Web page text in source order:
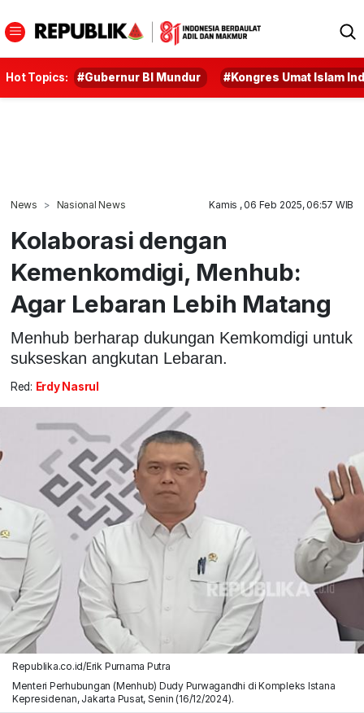
Hot Topics: #Gubernur BI Mundur #Kongres Umat Islam
News Nasional News Kamis , 06 Feb 2025, 06:57 WIB
Kolaborasi dengan
Kemenkomdigi, Menhub:
Agar Lebaran Lebih Matang
Menhub berharap dukungan Kemkomdigi untuk
sukseskan angkutan Lebaran.
Red: Erdy Nasrul
Republika.co.id/Erik Purnama Putra
Menteri Perhubungan (Menhub) Dudy Purwagandhi di Kompleks Istana
Kepresidenan, Jakarta Pusat, Senin (16/12/2024).